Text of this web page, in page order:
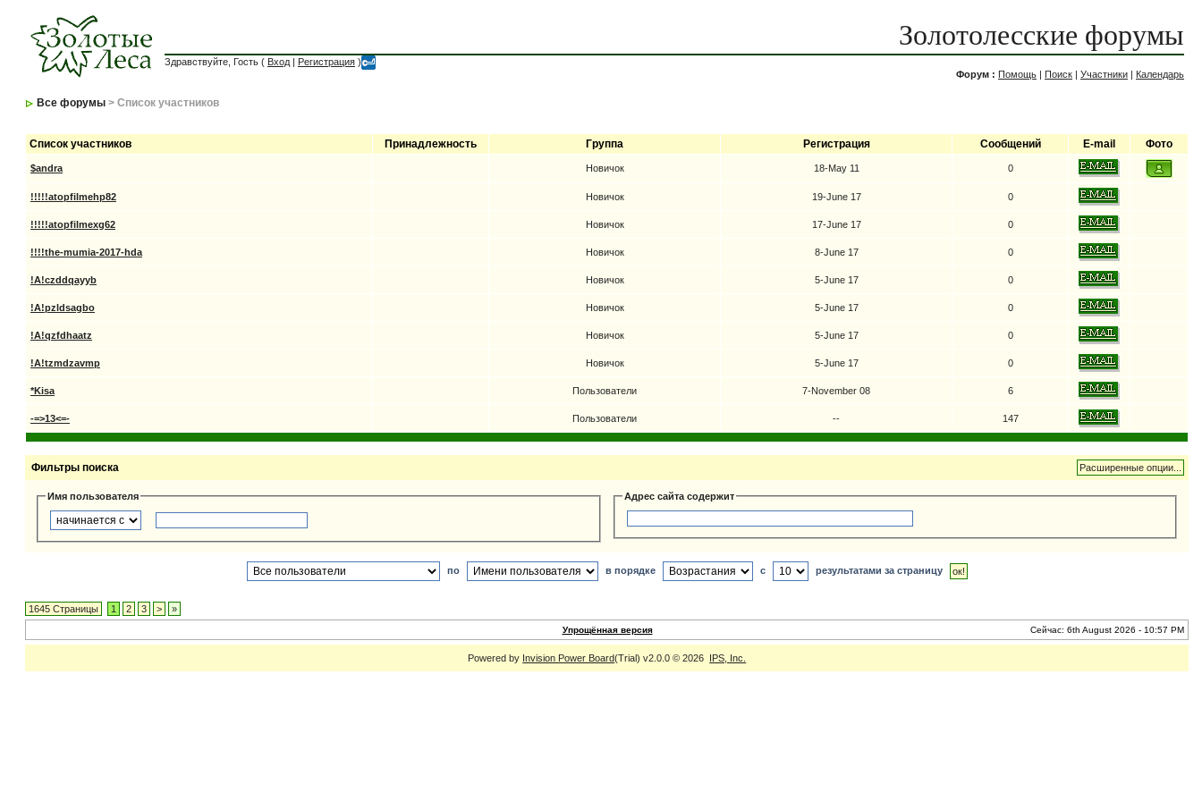
Золотолесские форумы
Здравствуйте, Гость ( Вход | Регистрация )
Форум : Помощь | Поиск | Участники | Календарь
Все форумы > Список участников
Список участников Принадлежность Группа Регистрация Сообщений E-mail Фото
$andra Новичок 18-May 11 0
!!!!!atopfilmehp82 Новичок 19-June 17 0
!!!!!atopfilmexg62 Новичок 17-June 17 0
!!!!the-mumia-2017-hda Новичок 8-June 17 0
!A!czddqayyb Новичок 5-June 17 0
!A!pzldsagbo Новичок 5-June 17 0
!A!qzfdhaatz Новичок 5-June 17 0
!A!tzmdzavmp Новичок 5-June 17 0
*Kisa Пользователи 7-November 08 6
-=>13<=- Пользователи -- 147
Фильтры поиска
Имя пользователя Адрес сайта содержит
по в порядке с результатами за страницу
1645 Страницы 1 2 3 > »
Упрощённая версия Сейчас: 6th August 2026 - 10:57 PM
Powered by Invision Power Board(Trial) v2.0.0 © 2026 IPS, Inc.